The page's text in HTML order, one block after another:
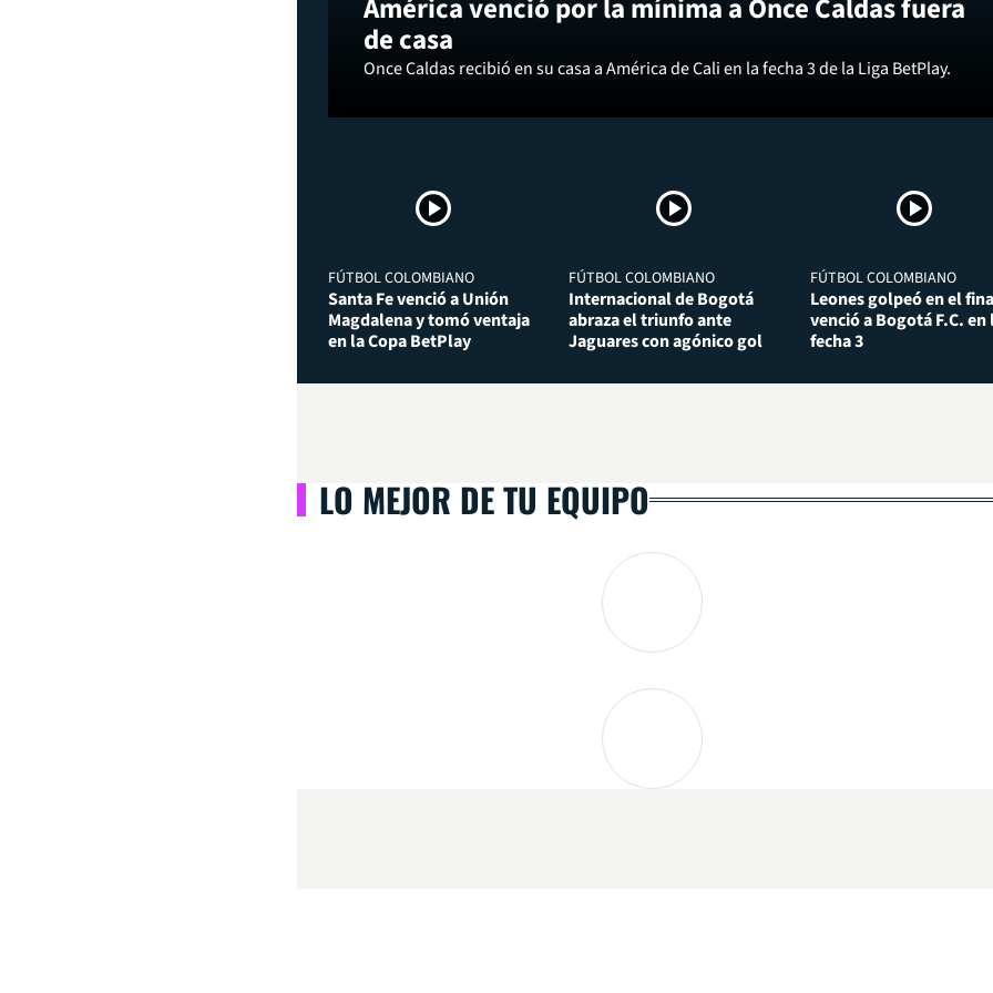
América venció por la mínima a Once Caldas fuera
de casa
Once Caldas recibió en su casa a América de Cali en la fecha 3 de la Liga BetPlay.
FÚTBOL COLOMBIANO
Santa Fe venció a Unión
Magdalena y tomó ventaja
en la Copa BetPlay
FÚTBOL COLOMBIANO
Internacional de Bogotá
abraza el triunfo ante
Jaguares con agónico gol
FÚTBOL COLOMBIANO
Leones golpeó en el
venció a Bogotá F.C. en
fecha 3
LO MEJOR DE TU EQUIPO